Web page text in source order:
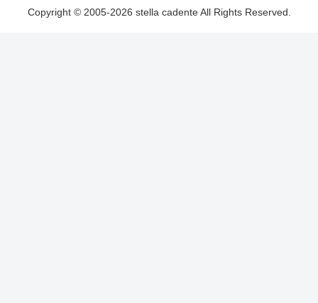
Copyright © 2005-2026 stella cadente All Rights Reserved.